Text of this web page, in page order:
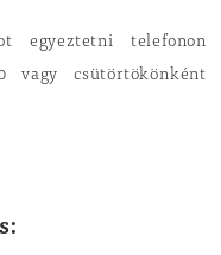
egyeztetni telefonon
vagy csütörtökönként